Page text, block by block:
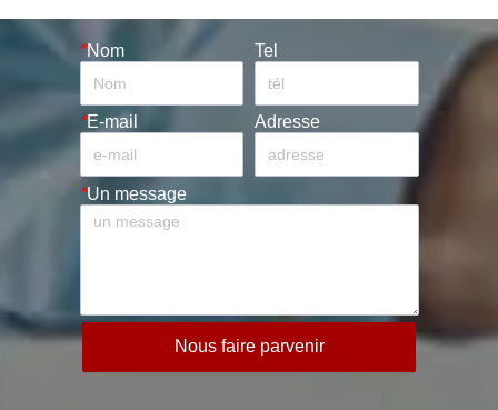
*Nom Tel
*E-mail Adresse
*Un message
Nous faire parvenir